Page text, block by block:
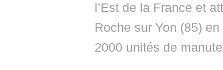
l’Est de la France et
Roche sur Yon (85)
2000 unités de